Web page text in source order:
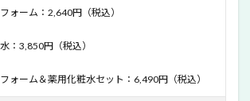
ォーム：2,640円（税込）
：3,850円（税込）
ォーム＆薬用化粧水セット：6,490円（税込）